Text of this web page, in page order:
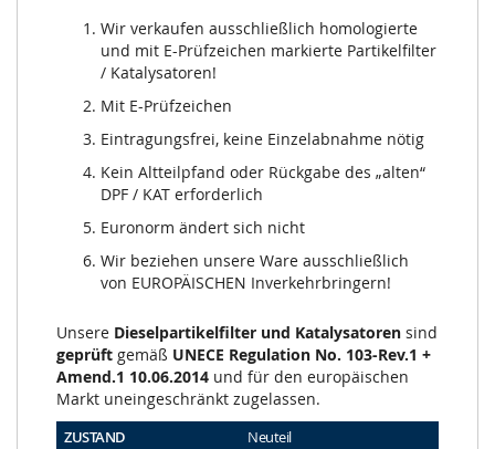
Wir verkaufen ausschließlich homologierte
und mit E-Prüfzeichen markierte Partikelfilter
/ Katalysatoren!
Mit E-Prüfzeichen
Eintragungsfrei, keine Einzelabnahme nötig
Kein Altteilpfand oder Rückgabe des „alten“
DPF / KAT erforderlich
Euronorm ändert sich nicht
Wir beziehen unsere Ware ausschließlich
von EUROPÄISCHEN Inverkehrbringern!
Unsere Dieselpartikelfilter und Katalysatoren sind
geprüft gemäß UNECE Regulation No. 103-Rev.1 +
Amend.1 10.06.2014 und für den europäischen
Markt uneingeschränkt zugelassen.
ZUSTAND
Neuteil